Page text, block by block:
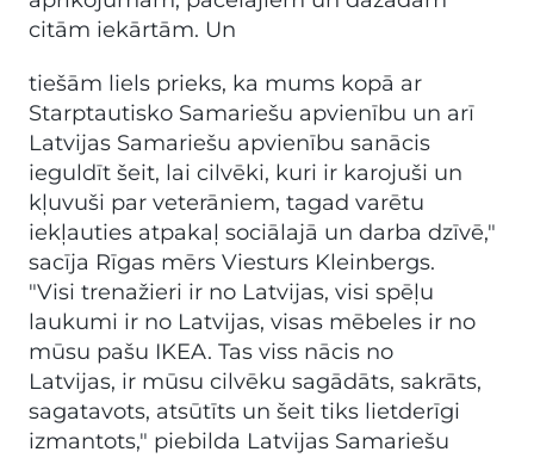
citām iekārtām. Un
tiešām liels prieks, ka mums kopā ar
Starptautisko Samariešu apvienību un arī
Latvijas Samariešu apvienību sanācis
ieguldīt šeit, lai cilvēki, kuri ir karojuši un
kļuvuši par veterāniem, tagad varētu
iekļauties atpakaļ sociālajā un darba dzīvē,"
sacīja Rīgas mērs Viesturs Kleinbergs.
"Visi trenažieri ir no Latvijas, visi spēļu
laukumi ir no Latvijas, visas mēbeles ir no
mūsu pašu IKEA. Tas viss nācis no
Latvijas, ir mūsu cilvēku sagādāts, sakrāts,
sagatavots, atsūtīts un šeit tiks lietderīgi
izmantots," piebilda Latvijas Samariešu